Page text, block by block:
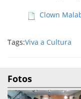
Clown
Tags:Viva a Cultura
Fotos